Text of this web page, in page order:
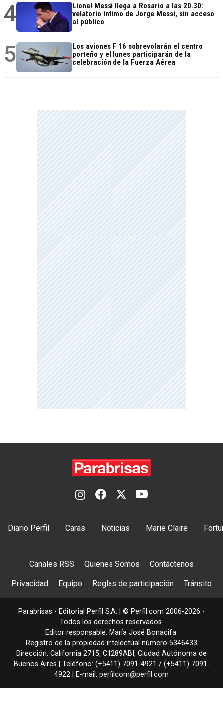
4
Lionel Messi llega a Rosario a las 20.30:
velatorio íntimo de Jorge Messi, sin acceso
al público
5
Los aviones F 16 sobrevolarán el centro
porteño y el lunes participarán de la
celebración de la Fuerza Aérea
Diario Perfil Caras Noticias Marie Claire
Canales RSS Quienes Somos Contáctenos
Privacidad Equipo Reglas de participación Tránsito
Parabrisas - Editorial Perfil S.A. | © Perfil.com 2006-2026 -
Todos los derechos reservados.
Editor responsable: María José Bonacifa.
Registro de la propiedad intelectual número 5346433
Dirección: California 2715, C1289ABI , Ciudad Autónoma de
Buenos Aires | Teléfono: (+5411) 7091-4921 / (+5411) 7091-
4922 | E-mail: perfilcom@perfil.com